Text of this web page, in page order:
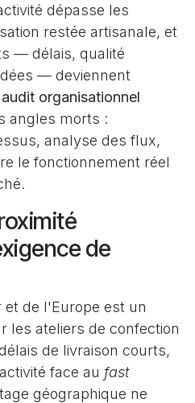
dépasse les
restée artisanale, et
— délais, qualité
— deviennent
audit organisationnel
angles morts :
analyse des flux,
le fonctionnement réel
de
et de l'Europe est un
les ateliers de confection
de livraison courts,
face au fast
géographique ne